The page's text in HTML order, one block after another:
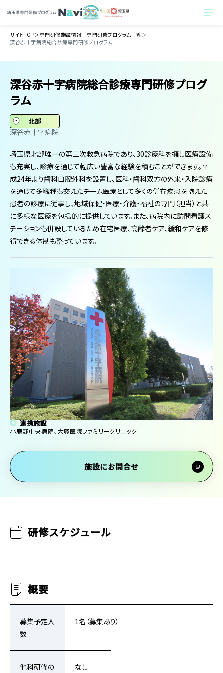
サイトTOP＞専門研修施設情報 専門研修プログラム一覧＞
深谷赤十字病院総合診療専門研修プログラム
深谷赤十字病院総合診療専門研修プログ
ラム
北部
深谷赤十字病院
埼玉県北部唯一の第三次救急病院であり、30診療科を擁し医療設備
も充実し、診療を通じて幅広い豊富な経験を積むことができます。平
成24年より歯科口腔外科を設置し、医科・歯科双方の外来・入院診療
を通じて多職種も交えたチーム医療として多くの併存疾患を抱えた
患者の診療に従事し、地域保健・医療・介護・福祉の専門（担当）と共
に多様な医療を包括的に提供しています。また、病院内に訪問看護ス
テーションも併設しているため在宅医療、高齢者ケア、緩和ケアを修
得できる体制も整っています。
連携施設
小鹿野中央病院、大塚医院ファミリークリニック
施設にお問合せ
研修スケジュール
概要
募集予定人
数
1名（募集あり）
他科研修の
なし